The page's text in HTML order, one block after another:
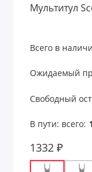
Мультитул
Всего в
Ожидаемый
Свободный
В пути: всего:
1332 ₽